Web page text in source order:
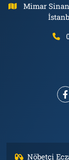
Mimar
Nöbetçi